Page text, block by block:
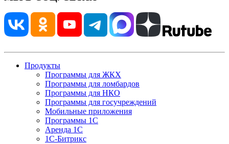
Продукты
Программы для ЖКХ
Программы для ломбардов
Программы для НКО
Программы для госучреждений
Мобильные приложения
Программы 1С
Аренда 1С
1С-Битрикс